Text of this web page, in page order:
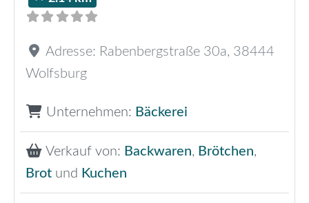
Adresse: Rabenbergstraße 30a, 38444
Wolfsburg
Unternehmen: Bäckerei
Verkauf von: Backwaren, Brötchen,
Brot und Kuchen